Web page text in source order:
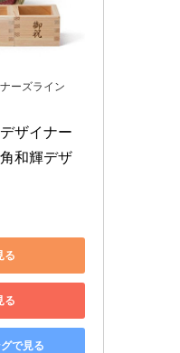
ーズライン
ザイナー
和輝デザ
る
る
で見る